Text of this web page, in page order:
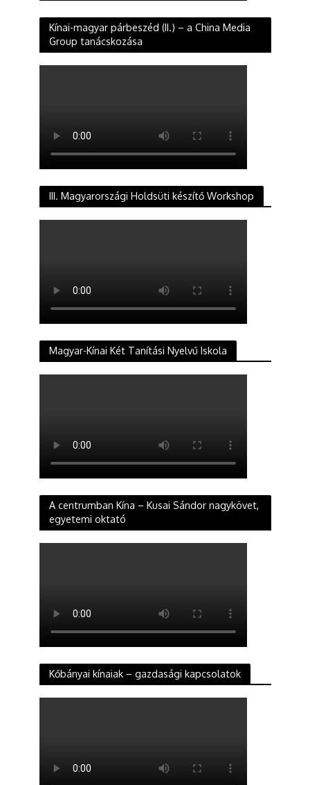
Kínai-magyar párbeszéd (II.) – a China Media
Group tanácskozása
III. Magyarországi Holdsüti készítő Workshop
Magyar-Kínai Két Tanítási Nyelvű Iskola
A centrumban Kína – Kusai Sándor nagykövet,
egyetemi oktató
Kőbányai kínaiak – gazdasági kapcsolatok